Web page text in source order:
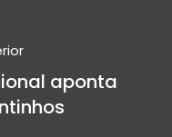
aponta